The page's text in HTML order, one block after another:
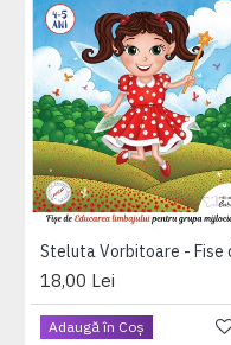
18,00 Lei
Adaugă în Coş